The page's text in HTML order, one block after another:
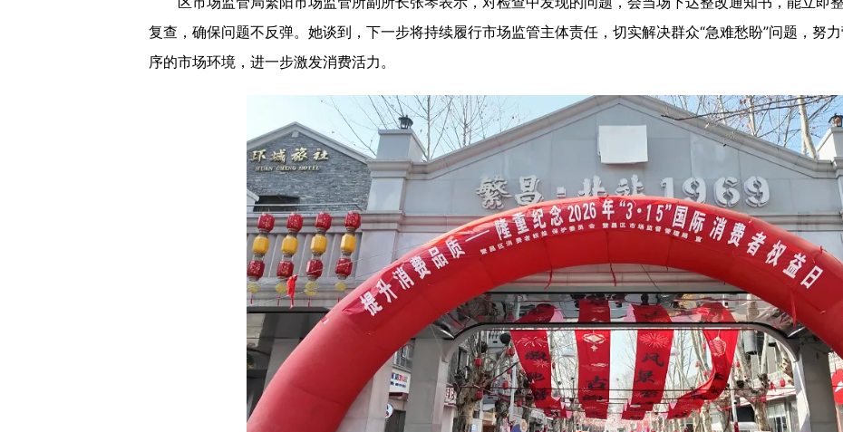
复查，确保问题不反弹。她谈到，下一步将持续履行市场监管主体责任，切实解决群众“急难愁盼”问题，努
序的市场环境，进一步激发消费活力。